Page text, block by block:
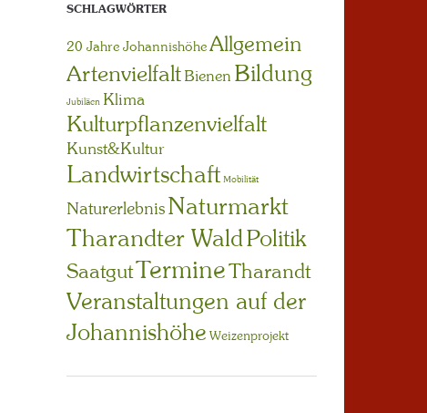
SCHLAGWÖRTER
20 Jahre JohannishöheAllgemein
Artenvielfalt Bienen Bildung
Jubiläen Klima
Kulturpflanzenvielfalt
Kunst&Kultur
Landwirtschaft Mobilität
NaturerlebnisNaturmarkt
Tharandter WaldPolitik
SaatgutTermineTharandt
Veranstaltungen auf der
Johannishöhe Weizenprojekt